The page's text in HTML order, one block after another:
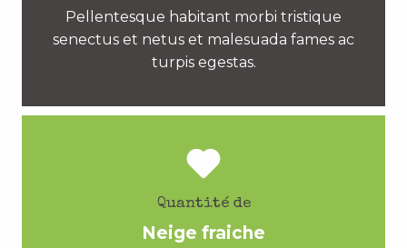
Pellentesque habitant morbi tristique
senectus et netus et malesuada fames ac
turpis egestas.
Quantité de
Neige fraiche